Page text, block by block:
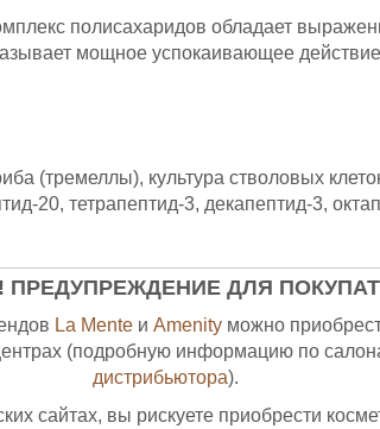
полисахаридов обладает
мощное успокаивающее
(тремеллы), культура стволовых
20, тетрапептид-3, декапептид-3,
ПРЕДУПРЕЖДЕНИЕ ДЛЯ
La Menteи Amenityможно
(подробную информацию по
дистрибьютора).
сайтах, вы рискуете приобрести